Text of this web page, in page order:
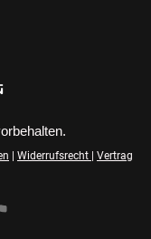
| Widerrufsrecht | Vertrag